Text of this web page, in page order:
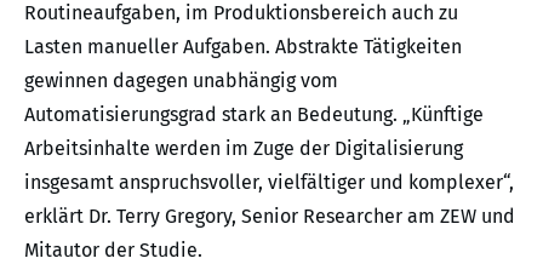
Routineaufgaben, im Produktionsbereich auch zu
Lasten manueller Aufgaben. Abstrakte Tätigkeiten
gewinnen dagegen unabhängig vom
Automatisierungsgrad stark an Bedeutung. „Künftige
Arbeitsinhalte werden im Zuge der Digitalisierung
insgesamt anspruchsvoller, vielfältiger und komplexer“,
erklärt Dr. Terry Gregory, Senior Researcher am ZEW und
Mitautor der Studie.